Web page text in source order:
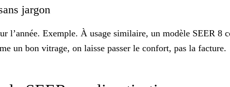
jargon
l’année. Exemple. À usage similaire, un modèle SEER
un bon vitrage, on laisse passer le confort, pas la facture.